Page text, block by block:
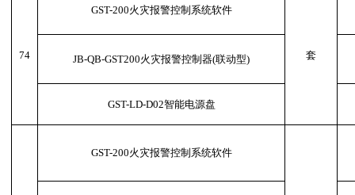
74
GST-200火灾报警控制系统软件
套
JB-QB-GST200火灾报警控制器(联动型)
GST-LD-D02智能电源盘
GST-200火灾报警控制系统软件